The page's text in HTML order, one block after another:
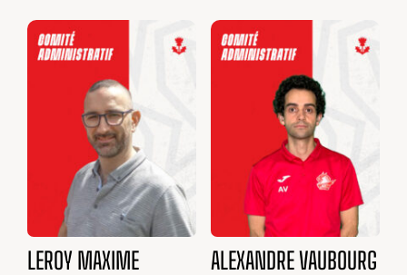
LEROY MAXIME ALEXANDRE VAUBOURG